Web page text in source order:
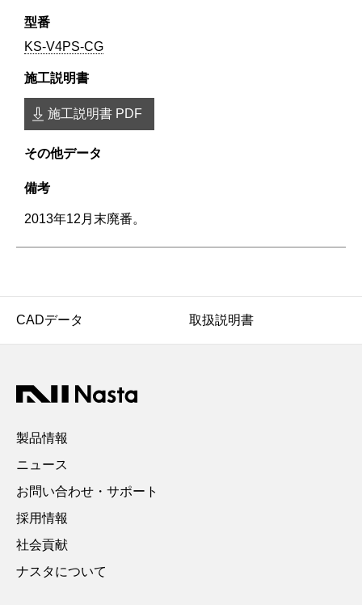
KS-V4PS-CG
施工説明書 PDF
2013年12月末廃番。
CADデータ 取扱説明書
製品情報
ニュース
お問い合わせ・サポート
採用情報
社会貢献
ナスタについて